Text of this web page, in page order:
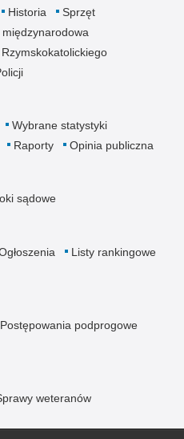
Historia
Sprzęt
międzynarodowa
Wybrane statystyki
Raporty Opinia publiczna
sądowe
Listy rankingowe
Postępowania podprogowe
weteranów